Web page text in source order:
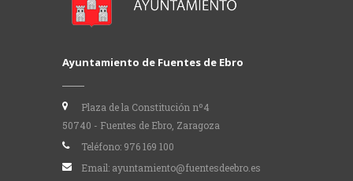
Ayuntamiento de Fuentes de Ebro
Plaza de la Constitución nº4
50740 - Fuentes de Ebro, Zaragoza
Teléfono: 976 169 100
Email: ayuntamiento@fuentesdeebro.es